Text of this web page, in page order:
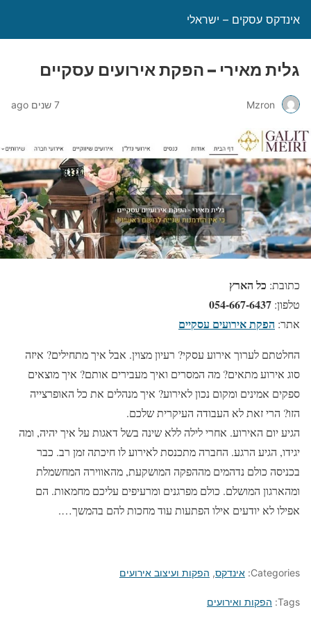
אינדקס עסקים – ישראלי
גלית מאירי – הפקת אירועים עסקיים
Mzron 7 שנים ago
כתובת: כל הארץ
טלפון: 054-667-6437
אתר: הפקת אירועים עסקיים
החלטתם לערוך אירוע עסקי? רעיון מצוין. אבל איך מתחילים? איזה
סוג אירוע מתאים? מה המסרים ואיך מעבירים אותם? איך מוצאים
ספקים אמינים ומקום נכון לאירוע? איך מנהלים את כל האופרצייה
הזו? הרי זאת לא העבודה העיקרית שלכם.
הגיע יום האירוע. אחרי לילה ללא שינה בשל דאגות על איך יהיה, ומה
יגידו, הגיע הרגע. החברה מתכנסת לאירוע לו חיכתה זמן רב. כבר
בכניסה כולם נדהמים מההפקה המושקעת, מהאווירה המחשמלת
ומהארגון המושלם. כולם מפרגנים ומרעיפים עליכם מחמאות. הם
אפילו לא יודעים אילו הפתעות עוד מחכות להם בהמשך….
Categories: אינדקס, הפקות ועיצוב אירועים
Tags: הפקות ואירועים